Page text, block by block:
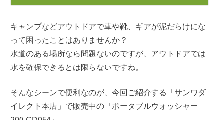
キャンプなどアウトドアで車や靴、ギアが泥だらけにな
って困ったことはありませんか？
水道のある場所なら問題ないのですが、アウトドアでは
水を確保できるとは限らないですね。
そんなシーンで便利なのが、今回ご紹介する「サンワダ
イレクト本店」で販売中の『ポータブルウォッシャー